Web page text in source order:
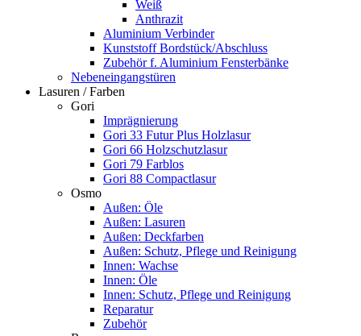
Weiß
Anthrazit
Aluminium Verbinder
Kunststoff Bordstück/Abschluss
Zubehör f. Aluminium Fensterbänke
Nebeneingangstüren
Lasuren / Farben
Gori
Imprägnierung
Gori 33 Futur Plus Holzlasur
Gori 66 Holzschutzlasur
Gori 79 Farblos
Gori 88 Compactlasur
Osmo
Außen: Öle
Außen: Lasuren
Außen: Deckfarben
Außen: Schutz, Pflege und Reinigung
Innen: Wachse
Innen: Öle
Innen: Schutz, Pflege und Reinigung
Reparatur
Zubehör